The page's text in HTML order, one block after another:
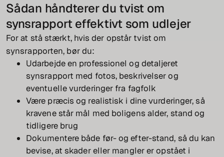
Sådan håndterer du tvist om
synsrapport effektivt som udlejer
For at stå stærkt, hvis der opstår tvist om
synsrapporten, bør du:
Udarbejde en professionel og detaljeret
synsrapport med fotos, beskrivelser og
eventuelle vurderinger fra fagfolk
Være præcis og realistisk i dine vurderinger, så
kravene står mål med boligens alder, stand og
tidligere brug
Dokumentere både før- og efter-stand, så du kan
bevise, at skader eller mangler er opstået i